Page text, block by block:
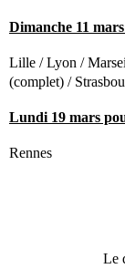
Dimanche 11
Lille / Lyon /
(complet) /
Lundi 19 mars
Rennes
Le